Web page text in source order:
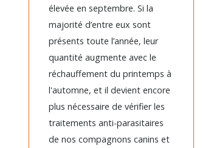
élevée en septembre. Si la
majorité d’entre eux sont
présents toute l’année, leur
quantité augmente avec le
réchauffement du printemps à
l'automne, et il devient encore
plus nécessaire de vérifier les
traitements anti-parasitaires
de nos compagnons canins et